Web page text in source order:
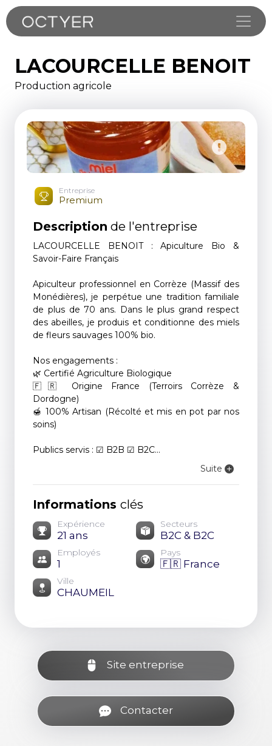
LACOURCELLE BENOIT
Production agricole
Entreprise
Premium
Description de l'entreprise
LACOURCELLE BENOIT : Apiculture Bio &
Savoir-Faire Français
Apiculteur professionnel en Corrèze (Massif des
Monédières), je perpétue une tradition familiale
de plus de 70 ans. Dans le plus grand respect
des abeilles, je produis et conditionne des miels
de fleurs sauvages 100% bio.
Nos engagements :
🌿 Certifié Agriculture Biologique
🇫🇷 Origine France (Terroirs Corrèze &
Dordogne)
🍯 100% Artisan (Récolté et mis en pot par nos
soins)
Publics servis : ☑ B2B ☑ B2C...
Suite
Informations clés
Expérience
21 ans
Secteurs
B2C & B2C
Employés
1
Pays
🇫🇷 France
Ville
CHAUMEIL
Site entreprise
Contacter